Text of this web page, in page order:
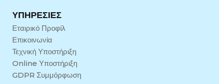
ΥΠΗΡΕΣΊΕΣ
Εταιρικό Προφίλ
Επικοινωνία
Τεχνική Υποστήριξη
Online Υποστήριξη
GDPR Συμμόρφωση